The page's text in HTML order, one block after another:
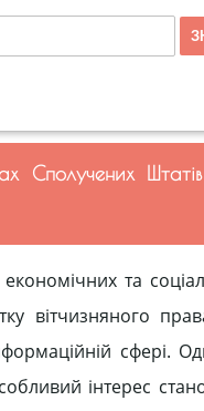
Сполучених Штатів
та
вітчизняного
сфері.
інтерес